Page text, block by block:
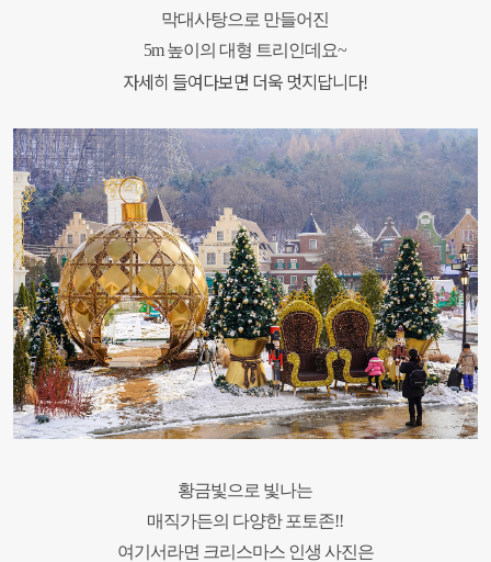
막대사탕으로 만들어진
5m 높이의 대형 트리인데요~
자세히 들여다보면 더욱 멋지답니다!
황금빛으로 빛나는
매직가든의 다양한 포토존!!
여기서라면 크리스마스 인생 사진은